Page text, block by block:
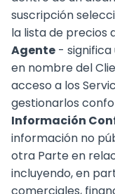
suscripción
la lista de precios
Agente - significa
en nombre del
acceso a los
gestionarlos
Información
información no
otra Parte en
incluyendo, en